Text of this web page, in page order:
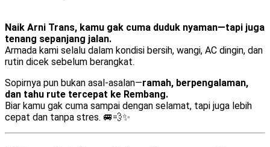
Naik Arni Trans, kamu gak cuma duduk nyaman—tapi juga
tenang sepanjang jalan.
Armada kami selalu dalam kondisi bersih, wangi, AC dingin, dan
rutin dicek sebelum berangkat.
Sopirnya pun bukan asal-asalan—ramah, berpengalaman,
dan tahu rute tercepat ke Rembang.
Biar kamu gak cuma sampai dengan selamat, tapi juga lebih
cepat dan tanpa stres. 🚐💨✨